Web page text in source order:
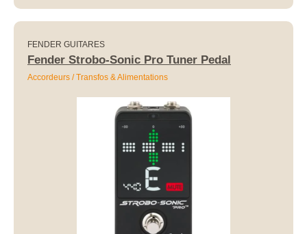
FENDER GUITARES
Fender Strobo-Sonic Pro Tuner Pedal
Accordeurs / Transfos & Alimentations